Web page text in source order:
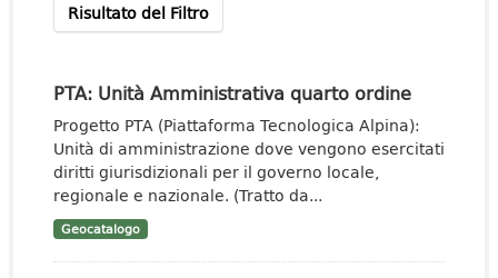
Risultato del Filtro
PTA: Unità Amministrativa quarto ordine
Progetto PTA (Piattaforma Tecnologica Alpina):
Unità di amministrazione dove vengono esercitati
diritti giurisdizionali per il governo locale,
regionale e nazionale. (Tratto da...
Geocatalogo